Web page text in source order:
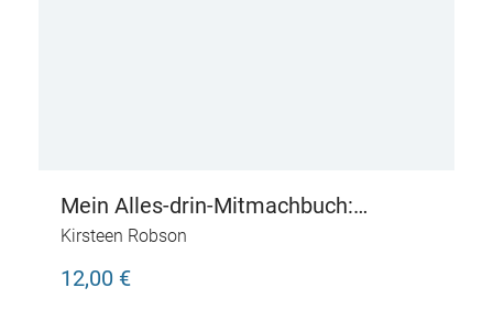
Mein Alles-drin-Mitmachbuch:
Dinosaurier
Kirsteen Robson
12,00 €